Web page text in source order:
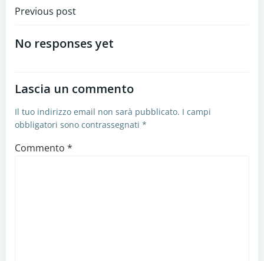
Navigazione
articoli
Previous post
No responses yet
Lascia un commento
Il tuo indirizzo email non sarà pubblicato. I campi
obbligatori sono contrassegnati *
Commento *